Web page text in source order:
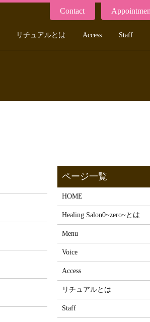
Contact
リチュアルとは Access Staff
HOME
Healing Salon0~zero~とは
Menu
Voice
Access
リチュアルとは
Staff